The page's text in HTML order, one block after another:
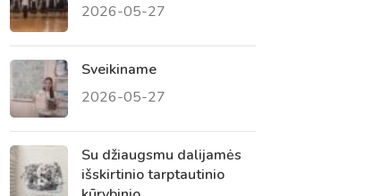
2026-05-27
Sveikiname
2026-05-27
Su džiaugsmu dalijamės
išskirtinio tarptautinio